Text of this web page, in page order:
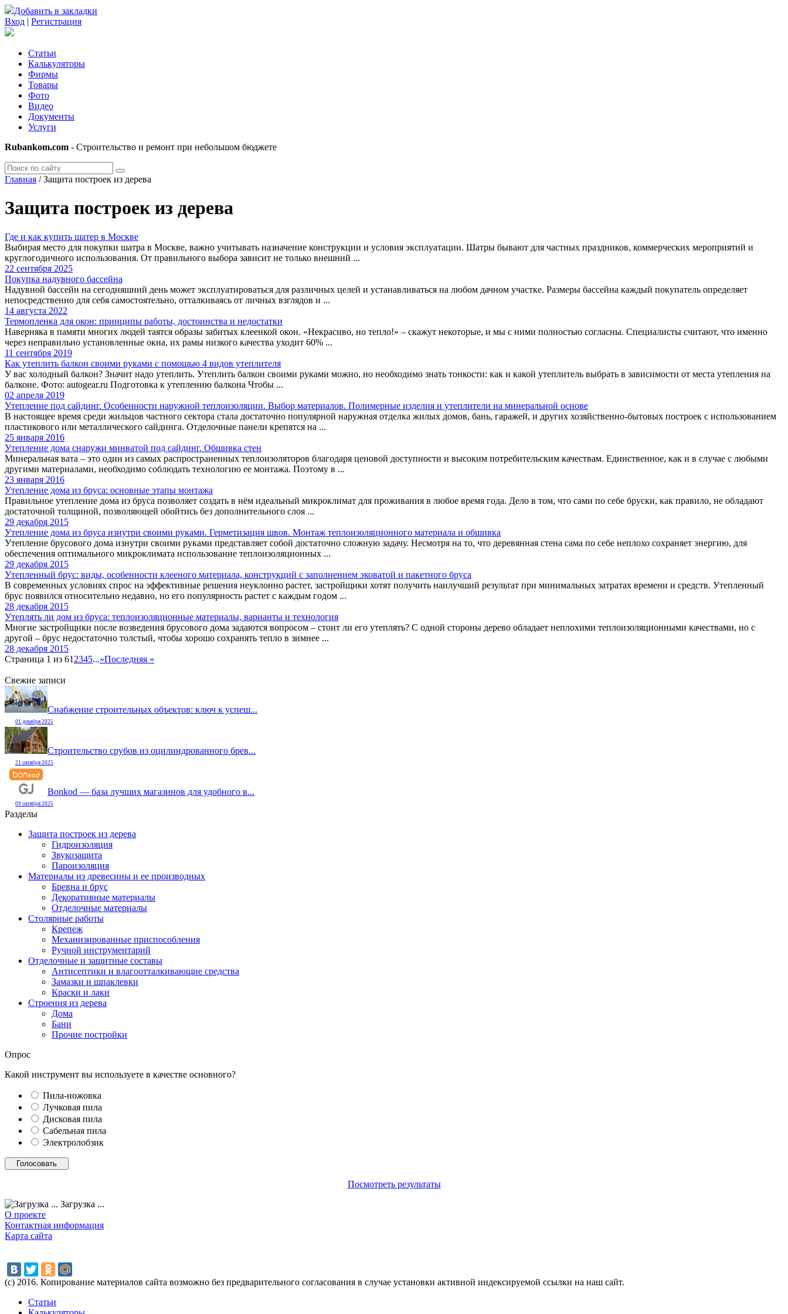
Добавить в закладки
Вход | Регистрация
Статьи
Калькуляторы
Фирмы
Товары
Фото
Видео
Документы
Услуги
Rubankom.com - Строительство и ремонт при небольшом бюджете
Главная /Защита построек из дерева
Защита построек из дерева
Где и как купить шатер в Москве
Выбирая место для покупки шатра в Москве, важно учитывать назначение конструкции и условия эксплуатации. Шатры бывают для частных праздников, коммерческих мероприятий и
круглогодичного использования. От правильного выбора зависит не только внешний ...
22 сентября 2025
Покупка надувного бассейна
Надувной бассейн на сегодняшний день может эксплуатироваться для различных целей и устанавливаться на любом дачном участке. Размеры бассейна каждый покупатель определяет
непосредственно для себя самостоятельно, отталкиваясь от личных взглядов и ...
14 августа 2022
Термопленка для окон: принципы работы, достоинства и недостатки
Наверняка в памяти многих людей таятся образы забитых клеенкой окон. «Некрасиво, но тепло!» – скажут некоторые, и мы с ними полностью согласны. Специалисты считают, что именно
через неправильно установленные окна, их рамы низкого качества уходит 60% ...
11 сентября 2019
Как утеплить балкон своими руками с помощью 4 видов утеплителя
У вас холодный балкон? Значит надо утеплить. Утеплить балкон своими руками можно, но необходимо знать тонкости: как и какой утеплитель выбрать в зависимости от места утепления на
балконе. Фото: autogear.ru Подготовка к утеплению балкона Чтобы ...
02 апреля 2019
Утепление под сайдинг. Особенности наружной теплоизоляции. Выбор материалов. Полимерные изделия и утеплители на минеральной основе
В настоящее время среди жильцов частного сектора стала достаточно популярной наружная отделка жилых домов, бань, гаражей, и других хозяйственно-бытовых построек с использованием
пластикового или металлического сайдинга. Отделочные панели крепятся на ...
25 января 2016
Утепление дома снаружи минватой под сайдинг. Обшивка стен
Минеральная вата – это один из самых распространенных теплоизоляторов благодаря ценовой доступности и высоким потребительским качествам. Единственное, как и в случае с любыми
другими материалами, необходимо соблюдать технологию ее монтажа. Поэтому в ...
23 января 2016
Утепление дома из бруса: основные этапы монтажа
Правильное утепление дома из бруса позволяет создать в нём идеальный микроклимат для проживания в любое время года. Дело в том, что сами по себе бруски, как правило, не обладают
достаточной толщиной, позволяющей обойтись без дополнительного слоя ...
29 декабря 2015
Утепление дома из бруса изнутри своими руками. Герметизация швов. Монтаж теплоизоляционного материала и обшивка
Утепление брусового дома изнутри своими руками представляет собой достаточно сложную задачу. Несмотря на то, что деревянная стена сама по себе неплохо сохраняет энергию, для
обеспечения оптимального микроклимата использование теплоизоляционных ...
29 декабря 2015
Утепленный брус: виды, особенности клееного материала, конструкций с заполнением эковатой и пакетного бруса
В современных условиях спрос на эффективные решения неуклонно растет, застройщики хотят получить наилучший результат при минимальных затратах времени и средств. Утепленный
брус появился относительно недавно, но его популярность растет с каждым годом ...
28 декабря 2015
Утеплять ли дом из бруса: теплоизоляционные материалы, варианты и технология
Многие застройщики после возведения брусового дома задаются вопросом – стоит ли его утеплять? С одной стороны дерево обладает неплохими теплоизоляционными качествами, но с
другой – брус недостаточно толстый, чтобы хорошо сохранять тепло в зимнее ...
28 декабря 2015
Страница 1 из 61 2345...»Последняя »
Свежие записи
Снабжение строительных объектов: ключ к успеш...
01 декабря 2025
Строительство срубов из оцилиндрованного брев...
21 октября 2025
Bonkod — база лучших магазинов для удобного в...
09 октября 2025
Разделы
Защита построек из дерева
Гидроизоляция
Звукозащита
Пароизоляция
Материалы из древесины и ее производных
Бревна и брус
Декоративные материалы
Отделочные материалы
Столярные работы
Крепеж
Механизированные приспособления
Ручной инструментарий
Отделочные и защитные составы
Антисептики и влагоотталкивающие средства
Замазки и шпаклевки
Краски и лаки
Строения из дерева
Дома
Бани
Прочие постройки
Опрос
Какой инструмент вы используете в качестве основного?
Пила-ножовка
Лучковая пила
Дисковая пила
Сабельная пила
Электролобзик
Посмотреть результаты
Загрузка ...
О проекте
Контактная информация
Карта сайта
(с) 2016. Копирование материалов сайта возможно без предварительного согласования в случае установки активной индексируемой ссылки на наш сайт.
Статьи